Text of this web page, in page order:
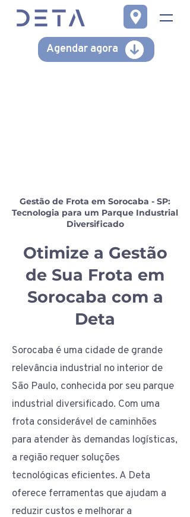
Agendar agora
Gestão de Frota em Sorocaba - SP:
Tecnologia para um Parque Industrial
Diversificado
Otimize a Gestão
de Sua Frota em
Sorocaba com a
Deta
Sorocaba é uma cidade de grande
relevância industrial no interior de
São Paulo, conhecida por seu parque
industrial diversificado. Com uma
frota considerável de caminhões
para atender às demandas logísticas,
a região requer soluções
tecnológicas eficientes. A Deta
oferece ferramentas que ajudam a
reduzir custos e melhorar a